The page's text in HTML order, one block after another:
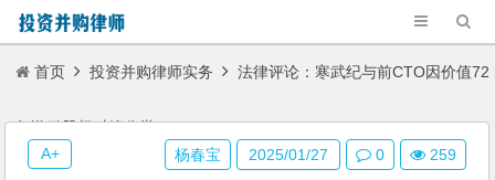
首页 投资并购律师实务 法律评论：寒武纪与前CTO因价值72
亿激励股权对簿公堂
杨春宝 2025/01/27 0 259
A+